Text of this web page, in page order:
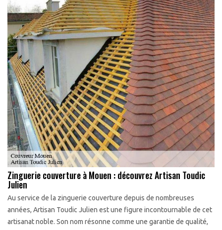
Zinguerie couverture à Mouen : découvrez Artisan Toudic
Julien
Au service de la zinguerie couverture depuis de nombreuses
années, Artisan Toudic Julien est une figure incontournable de cet
artisanat noble. Son nom résonne comme une garantie de qualité,